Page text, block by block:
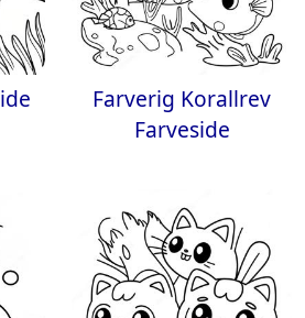
Farverig Korallrev
Farveside